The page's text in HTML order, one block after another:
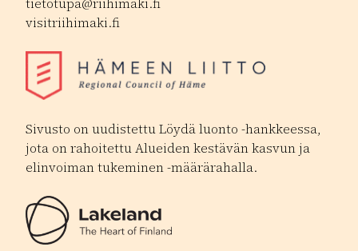
visitriihimaki.fi
Sivusto on uudistettu Löydä luonto -hankkeessa,
jota on rahoitettu Alueiden kestävän kasvun ja
elinvoiman tukeminen -määrärahalla.